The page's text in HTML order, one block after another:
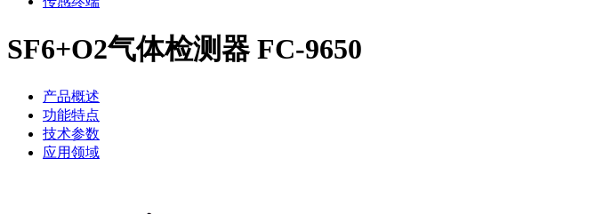
SF6+O2气体检测器 FC-9650
产品概述
功能特点
技术参数
应用领域